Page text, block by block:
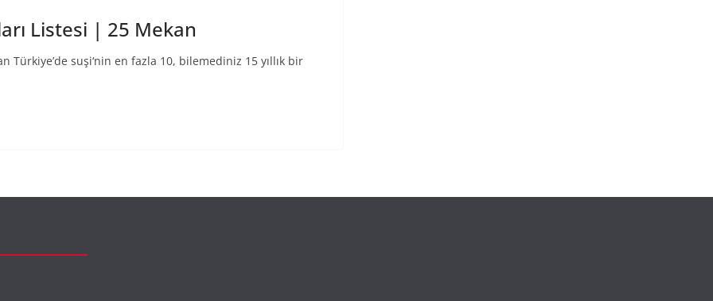
Listesi | 25 Mekan
Türkiye’de suşi‘nin en fazla 10, bilemediniz 15 yıllık bir